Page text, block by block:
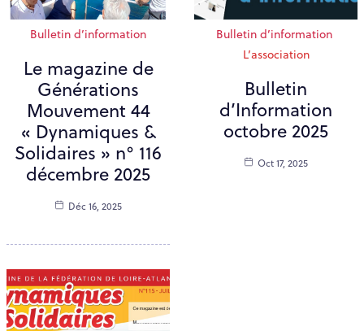
Bulletin d’information
Le magazine de
Générations
Mouvement 44
« Dynamiques &
Solidaires » n° 116
décembre 2025
Déc 16, 2025
Bulletin d’information
L’association
Bulletin
d’Information
octobre 2025
Oct 17, 2025